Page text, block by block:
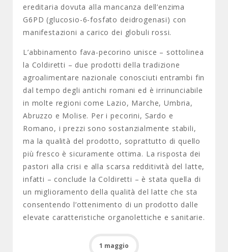
ereditaria dovuta alla mancanza dell’enzima
G6PD (glucosio-6-fosfato deidrogenasi) con
manifestazioni a carico dei globuli rossi.
L’abbinamento fava-pecorino unisce – sottolinea
la Coldiretti – due prodotti della tradizione
agroalimentare nazionale conosciuti entrambi fin
dal tempo degli antichi romani ed è irrinunciabile
in molte regioni come Lazio, Marche, Umbria,
Abruzzo e Molise. Per i pecorini, Sardo e
Romano, i prezzi sono sostanzialmente stabili,
ma la qualità del prodotto, soprattutto di quello
più fresco è sicuramente ottima. La risposta dei
pastori alla crisi e alla scarsa redditività del latte,
infatti – conclude la Coldiretti – è stata quella di
un miglioramento della qualità del latte che sta
consentendo l’ottenimento di un prodotto dalle
elevate caratteristiche organolettiche e sanitarie.
1 maggio